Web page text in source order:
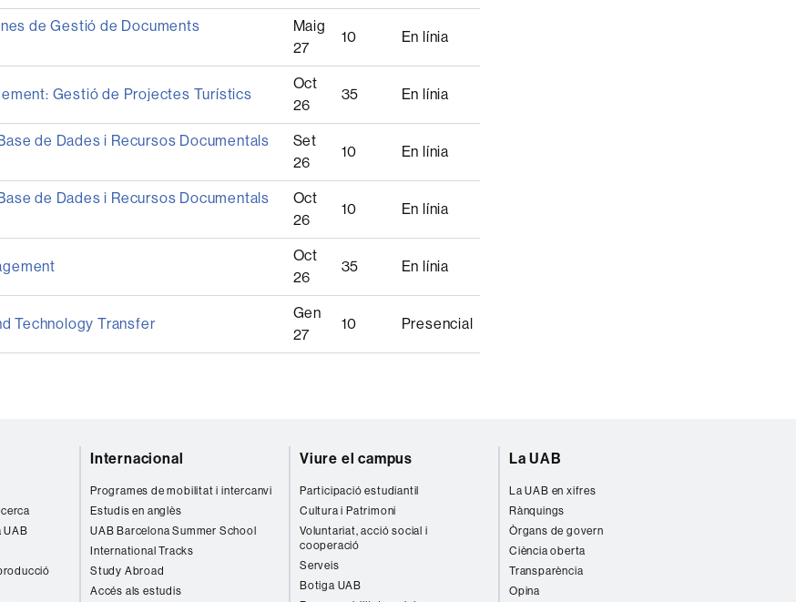
de Gestió de Documents
Maig
27
10 En línia
Gestió de Projectes Turístics
Oct
26
35 En línia
de Dades i Recursos Documentals
Set
26
10 En línia
de Dades i Recursos Documentals
Oct
26
10 En línia
Oct
26
35 En línia
Technology Transfer
Gen
27
10 Presencial
UAB
Internacional
Programes de mobilitat i intercanvi
Estudis en anglès
UAB Barcelona Summer School
International Tracks
Study Abroad
Accés als estudis
Viure el campus
Participació estudiantil
Cultura i Patrimoni
Voluntariat, acció social i
cooperació
Serveis
Botiga UAB
La UAB
La UAB en xifres
Rànquings
Òrgans de govern
Ciència oberta
Transparència
Opina